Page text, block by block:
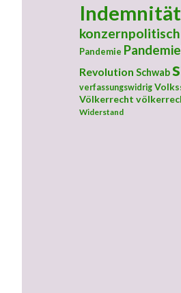
Indemnität
konzernpolitisch
Pandemie
Revolution Schwab
verfassungswidrig
Völkerrecht
Widerstand